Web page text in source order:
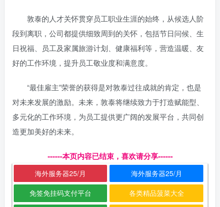
敦泰的人才关怀贯穿员工职业生涯的始终，从候选人阶
段到离职，公司都提供细致周到的关怀，包括节日问候、生
日祝福、员工及家属旅游计划、健康福利等，营造温暖、友
好的工作环境，提升员工敬业度和满意度。
“最佳雇主”荣誉的获得是对敦泰过往成就的肯定，也是
对未来发展的激励。未来，敦泰将继续致力于打造赋能型、
多元化的工作环境，为员工提供更广阔的发展平台，共同创
造更加美好的未来。
------本页内容已结束，喜欢请分享------
海外服务器25/月 海外服务器25/月
免签免挂码支付平台 各类精品菠菜大全